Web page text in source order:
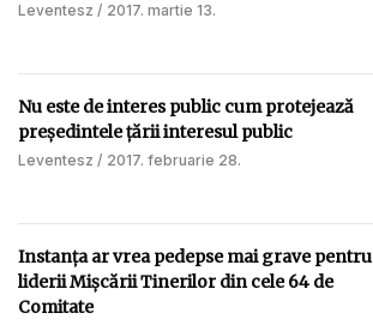
Leventesz 2017. martie 13.
Nu este de interes public cum protejează
preşedintele ţării interesul public
Leventesz 2017. februarie 28.
Instanța ar vrea pedepse mai grave pentru
liderii Mişcării Tinerilor din cele 64 de
Comitate